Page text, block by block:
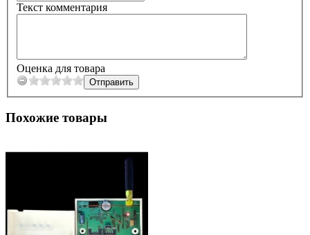
Текст комментария
Оценка для товара
Похожие товары